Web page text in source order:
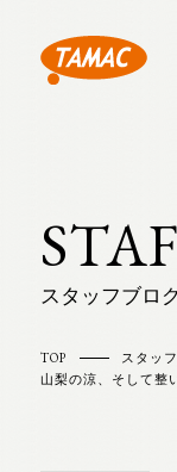
スタッフブロ
TOP スタッ
山梨の涼、そして整